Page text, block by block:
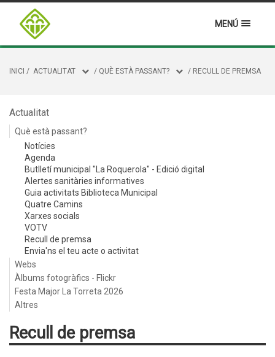
MENÚ
INICI / ACTUALITAT / QUÈ ESTÀ PASSANT? / RECULL DE PREMSA
Actualitat
Què està passant?
Notícies
Agenda
Butlletí municipal "La Roquerola" - Edició digital
Alertes sanitàries informatives
Guia activitats Biblioteca Municipal
Quatre Camins
Xarxes socials
VOTV
Recull de premsa
Envia'ns el teu acte o activitat
Webs
Àlbums fotogràfics - Flickr
Festa Major La Torreta 2026
Altres
Recull de premsa